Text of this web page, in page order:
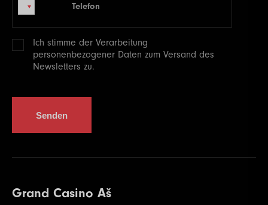
Telefon
Ich stimme der Verarbeitung
personenbezogener Daten zum Versand des
Newsletters zu.
Senden
Grand Casino Aš